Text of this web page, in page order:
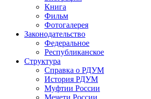
Книга
Фильм
Фотогалерея
Законодательство
Федеральное
Республиканское
Структура
Справка о РДУМ
История РДУМ
Муфтии России
Мечети России